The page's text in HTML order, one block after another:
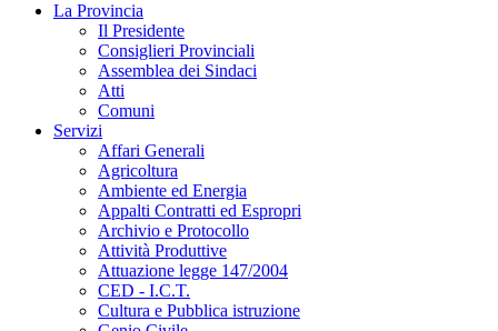
La Provincia
Il Presidente
Consiglieri Provinciali
Assemblea dei Sindaci
Atti
Comuni
Servizi
Affari Generali
Agricoltura
Ambiente ed Energia
Appalti Contratti ed Espropri
Archivio e Protocollo
Attività Produttive
Attuazione legge 147/2004
CED - I.C.T.
Cultura e Pubblica istruzione